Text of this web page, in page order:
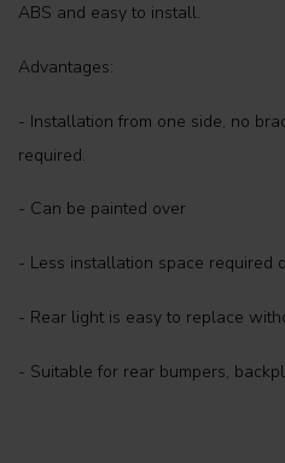
ABS and easy to install.
Advantages:
- Installation from one side, no
required.
- Can be painted over
- Less installation space required
- Rear light is easy to replace
- Suitable for rear bumpers,